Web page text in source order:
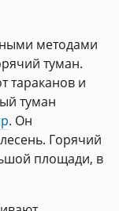
методами
туман.
тараканов и
туман
. Он
Горячий
площади, в